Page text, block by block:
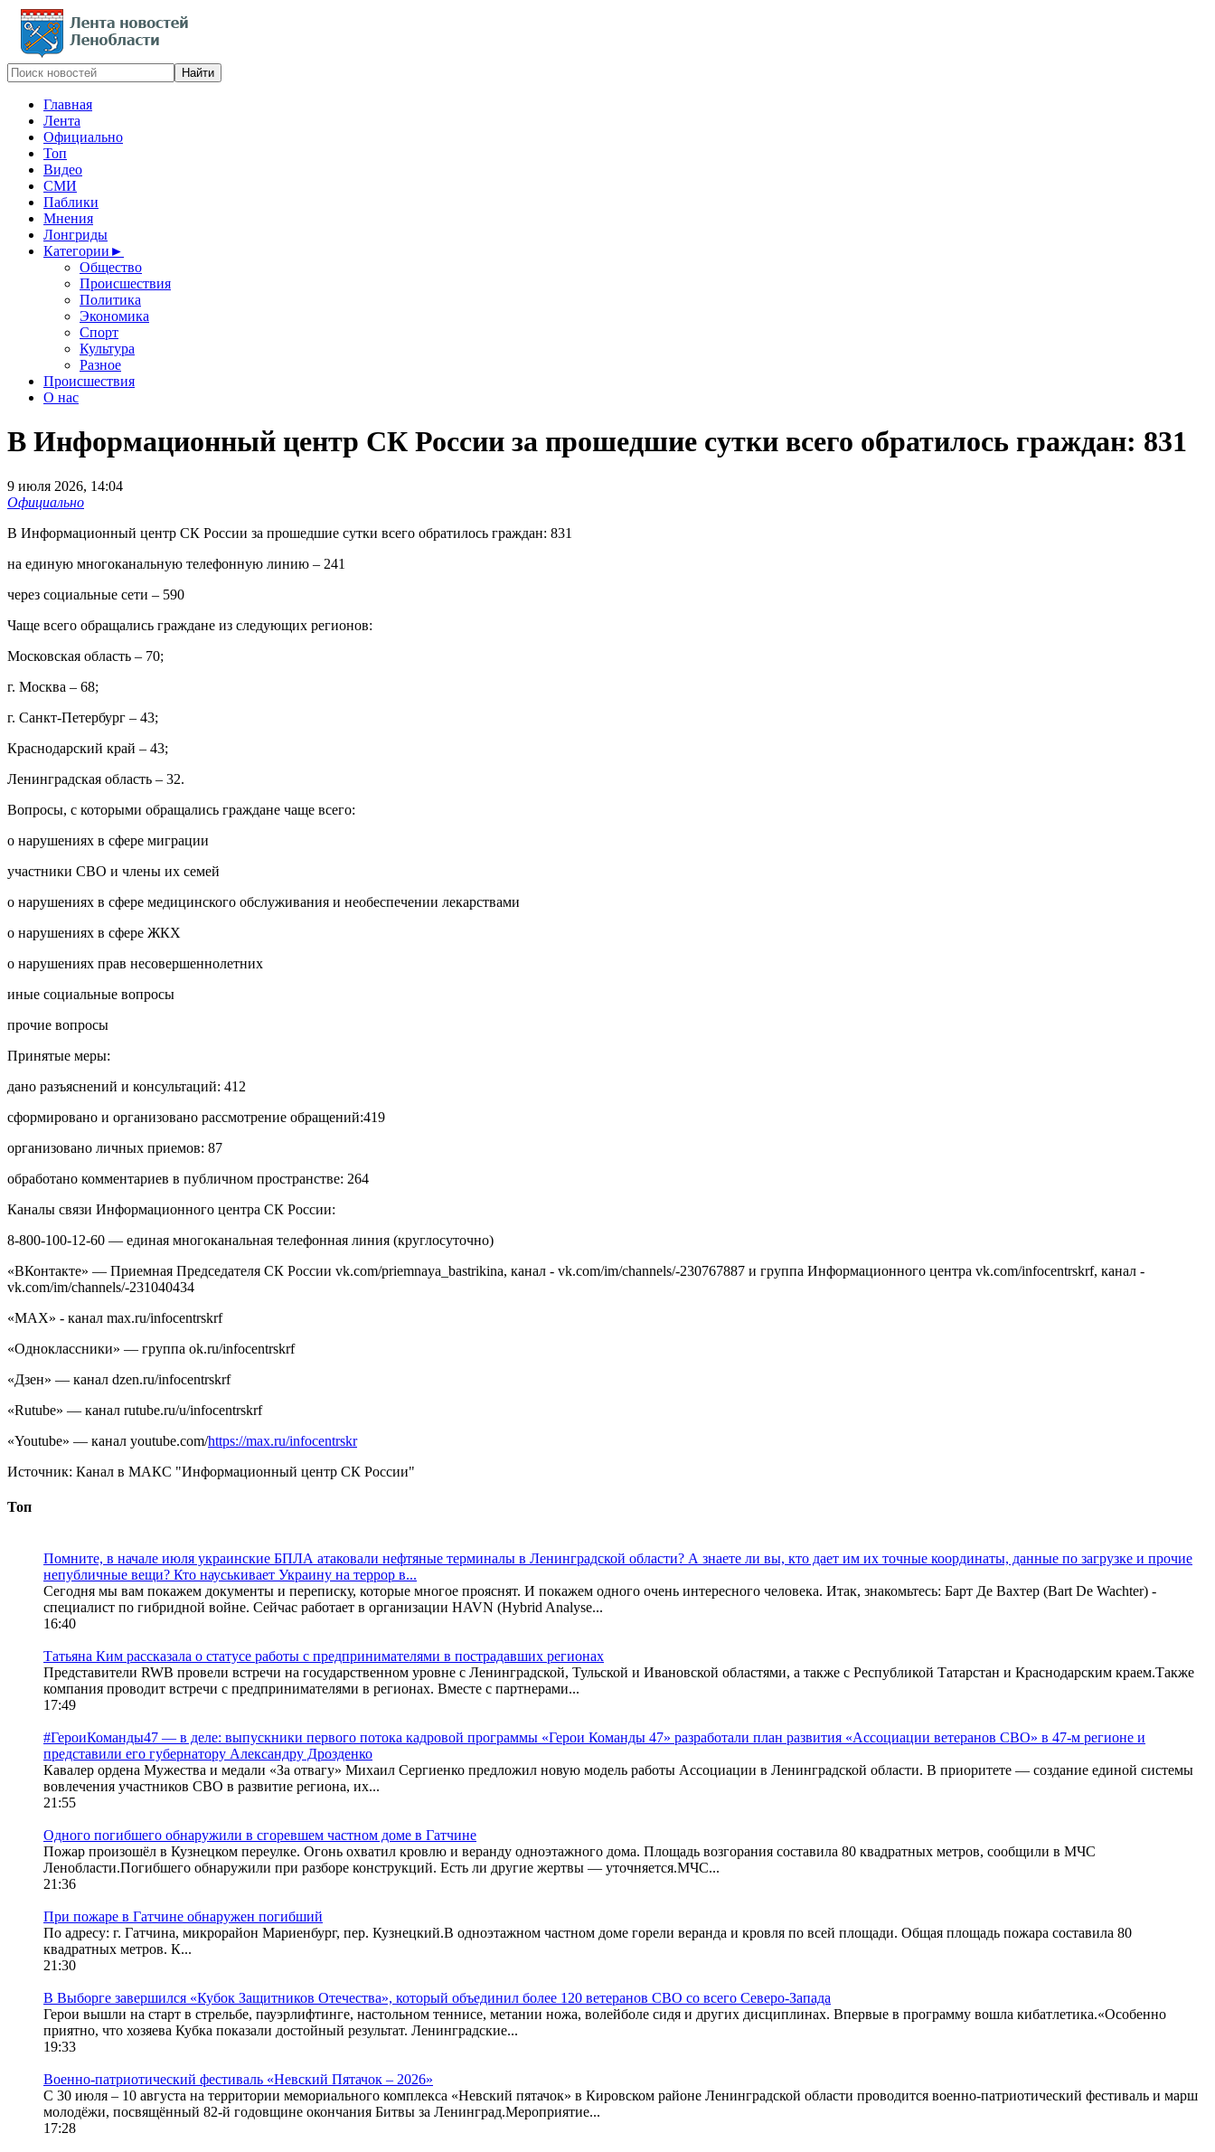
Главная
Лента
Официально
Топ
Видео
СМИ
Паблики
Мнения
Лонгриды
Категории ►
Общество
Происшествия
Политика
Экономика
Спорт
Культура
Разное
Происшествия
О нас
В Информационный центр СК России за прошедшие сутки всего обратилось граждан: 831
9 июля 2026, 14:04
Официально
В Информационный центр СК России за прошедшие сутки всего обратилось граждан: 831
на единую многоканальную телефонную линию – 241
через социальные сети – 590
Чаще всего обращались граждане из следующих регионов:
Московская область – 70;
г. Москва – 68;
г. Санкт-Петербург – 43;
Краснодарский край – 43;
Ленинградская область – 32.
Вопросы, с которыми обращались граждане чаще всего:
о нарушениях в сфере миграции
участники СВО и члены их семей
о нарушениях в сфере медицинского обслуживания и необеспечении лекарствами
о нарушениях в сфере ЖКХ
о нарушениях прав несовершеннолетних
иные социальные вопросы
прочие вопросы
Принятые меры:
дано разъяснений и консультаций: 412
сформировано и организовано рассмотрение обращений:419
организовано личных приемов: 87
обработано комментариев в публичном пространстве: 264
Каналы связи Информационного центра СК России:
8-800-100-12-60 — единая многоканальная телефонная линия (круглосуточно)
«ВКонтакте» — Приемная Председателя СК России vk.com/priemnaya_bastrikina, канал - vk.com/im/channels/-230767887 и группа Информационного центра vk.com/infocentrskrf, канал -
vk.com/im/channels/-231040434
«MAX» - канал max.ru/infocentrskrf
«Одноклассники» — группа ok.ru/infocentrskrf
«Дзен» — канал dzen.ru/infocentrskrf
«Rutube» — канал rutube.ru/u/infocentrskrf
«Youtube» — канал youtube.com/https://max.ru/infocentrskr
Источник: Канал в МАКС "Информационный центр СК России"
Топ
Помните, в начале июля украинские БПЛА атаковали нефтяные терминалы в Ленинградской области? А знаете ли вы, кто дает им их точные координаты, данные по загрузке и прочие
непубличные вещи? Кто науськивает Украину на террор в...
Сегодня мы вам покажем документы и переписку, которые многое прояснят. И покажем одного очень интересного человека. Итак, знакомьтесь: Барт Де Вахтер (Bart De Wachter) -
специалист по гибридной войне. Сейчас работает в организации HAVN (Hybrid Analyse...
16:40
Татьяна Ким рассказала о статусе работы с предпринимателями в пострадавших регионах
Представители RWB провели встречи на государственном уровне с Ленинградской, Тульской и Ивановской областями, а также с Республикой Татарстан и Краснодарским краем.Также
компания проводит встречи с предпринимателями в регионах. Вместе с партнерами...
17:49
#ГероиКоманды47 — в деле: выпускники первого потока кадровой программы «Герои Команды 47» разработали план развития «Ассоциации ветеранов СВО» в 47-м регионе и
представили его губернатору Александру Дрозденко
Кавалер ордена Мужества и медали «За отвагу» Михаил Сергиенко предложил новую модель работы Ассоциации в Ленинградской области. В приоритете — создание единой системы
вовлечения участников СВО в развитие региона, их...
21:55
Одного погибшего обнаружили в сгоревшем частном доме в Гатчине
Пожар произошёл в Кузнецком переулке. Огонь охватил кровлю и веранду одноэтажного дома. Площадь возгорания составила 80 квадратных метров, сообщили в МЧС
Ленобласти.Погибшего обнаружили при разборе конструкций. Есть ли другие жертвы — уточняется.МЧС...
21:36
При пожаре в Гатчине обнаружен погибший
По адресу: г. Гатчина, микрорайон Мариенбург, пер. Кузнецкий.В одноэтажном частном доме горели веранда и кровля по всей площади. Общая площадь пожара составила 80
квадратных метров. К...
21:30
В Выборге завершился «Кубок Защитников Отечества», который объединил более 120 ветеранов СВО со всего Северо-Запада
Герои вышли на старт в стрельбе, пауэрлифтинге, настольном теннисе, метании ножа, волейболе сидя и других дисциплинах. Впервые в программу вошла кибатлетика.«Особенно
приятно, что хозяева Кубка показали достойный результат. Ленинградские...
19:33
Военно-патриотический фестиваль «Невский Пятачок – 2026»
С 30 июля – 10 августа на территории мемориального комплекса «Невский пятачок» в Кировском районе Ленинградской области проводится военно-патриотический фестиваль и марш
молодёжи, посвящённый 82-й годовщине окончания Битвы за Ленинград.Мероприятие...
17:28